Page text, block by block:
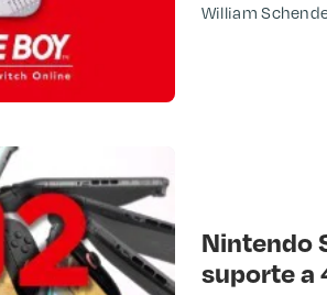
William
Nintendo
suporte a